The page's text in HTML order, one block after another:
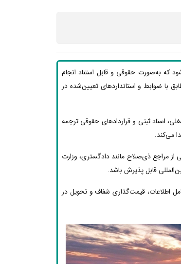
که به‌صورت حقوقی و قابل استناد انجام
با ضوابط و استانداردهای تعیین‌شده در
اسناد ثبتی و قراردادهای حقوقی ترجمه
می‌کند.
از مراجع ذی‌صلاح مانند دادگستری، وزارت
قابل پذیرش باشد.
اطلاعات، قیمت‌گذاری شفاف و تحویل در